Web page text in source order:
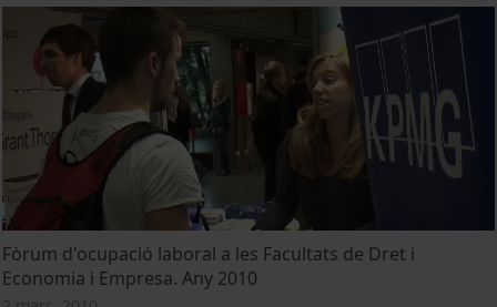
Fòrum d'ocupació laboral a les Facultats de Dret i
Economia i Empresa. Any 2010